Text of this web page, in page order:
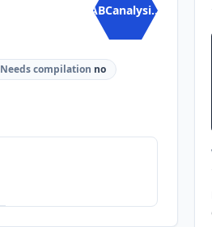
ABCanalysi...
Needs compilation no